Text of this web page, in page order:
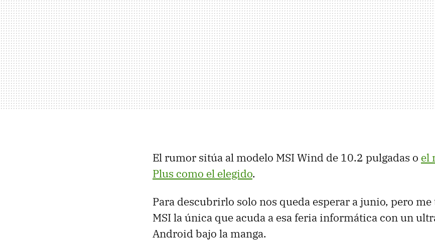
El rumor sitúa al modelo MSIWind de 10.2 pulgadas o el
Plus como el elegido.
Para descubrirlo solo nos queda esperar a junio, pero me
MSIla única que acuda a esa feria informática con un
Android bajo la manga.